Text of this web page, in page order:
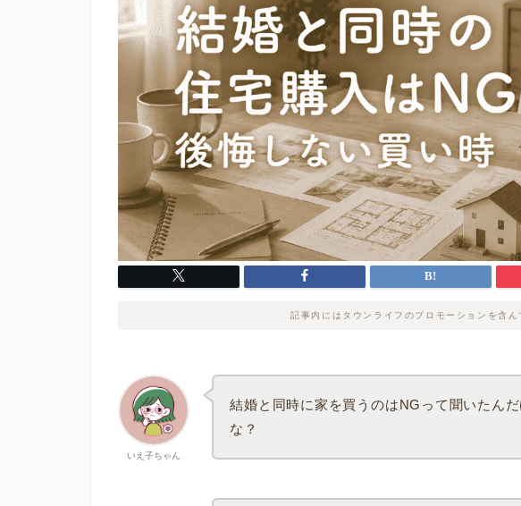
記事内にはタウンライフのプロモーションを含ん
いえ子ちゃん
結婚と同時に家を買うのはNGって聞いたん
な？